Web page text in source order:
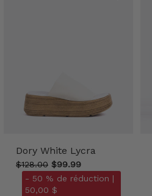
Dory White Lycra
$128.00 $99.99
- 50 % de réduction |
50,00 $